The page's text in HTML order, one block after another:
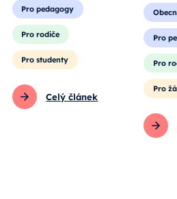
Pro pedagogy
Pro rodiče
Pro studenty
Celý článek
Pro
Pro
Pro